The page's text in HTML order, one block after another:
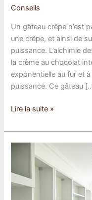
Conseils
Un gâteau crêpe n’est
une crêpe, et ainsi de
puissance. L’alchimie
la crème au chocolat
exponentielle au fur et
puissance. Ce gâteau
Ce
faut
savoir
gâteau
Lire la suite »